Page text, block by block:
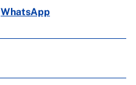
WhatsApp